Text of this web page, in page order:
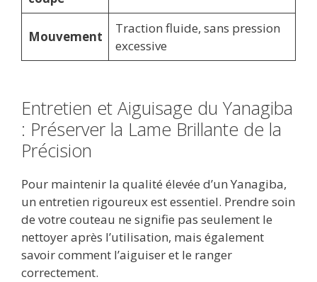
Mouvement
Traction fluide, sans pression
excessive
Entretien et Aiguisage du Yanagiba
: Préserver la Lame Brillante de la
Précision
Pour maintenir la qualité élevée d’un Yanagiba,
un entretien rigoureux est essentiel. Prendre soin
de votre couteau ne signifie pas seulement le
nettoyer après l’utilisation, mais également
savoir comment l’aiguiser et le ranger
correctement.